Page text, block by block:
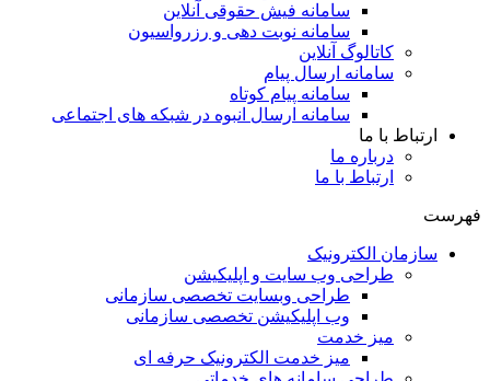
سامانه فیش حقوقی آنلاین
سامانه نوبت دهی و رزرواسیون
کاتالوگ آنلاین
سامانه ارسال پیام
سامانه پیام کوتاه
سامانه ارسال انبوه در شبکه های اجتماعی
ارتباط با ما
درباره ما
ارتباط با ما
فهرست
سازمان الکترونیک
طراحی وب سایت و اپلیکیشن
طراحی وبسایت تخصصی سازمانی
وب اپلیکیشن تخصصی سازمانی
میز خدمت
میز خدمت الکترونیک حرفه ای